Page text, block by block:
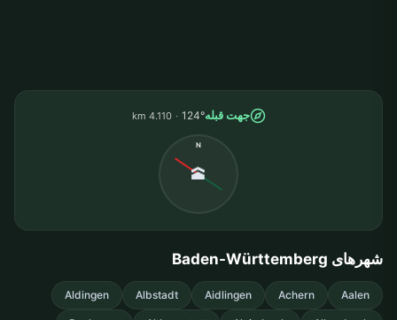
جهت قبله124°
4.110 km
N
🕋
شهرهای Baden-Württemberg
Aalen
Achern
Aidlingen
Albstadt
Aldingen